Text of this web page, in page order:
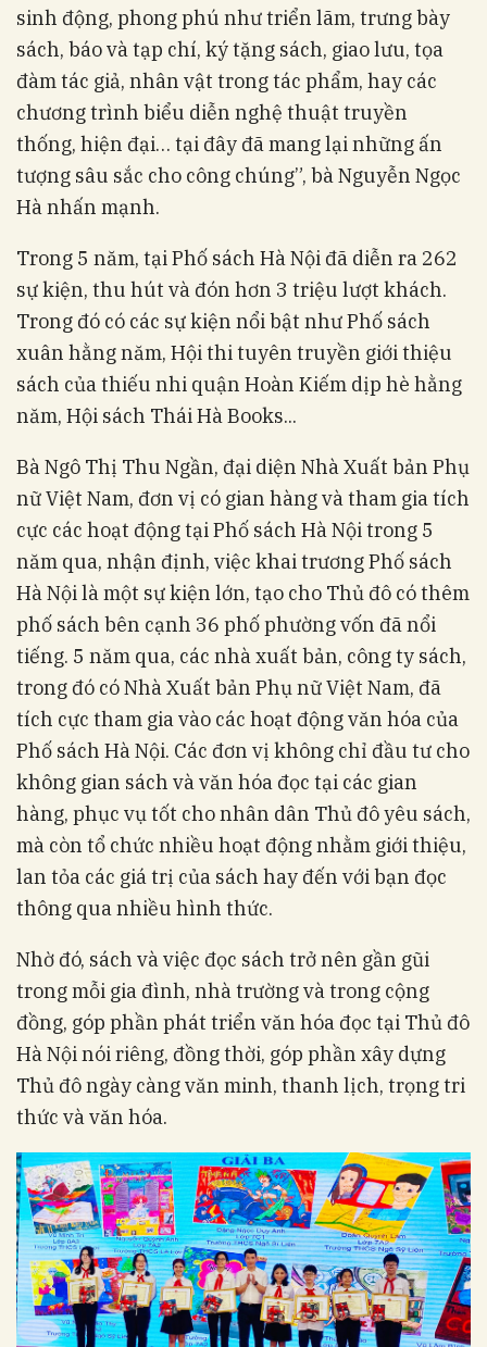
sinh động, phong phú như triển lãm, trưng bày
sách, báo và tạp chí, ký tặng sách, giao lưu, tọa
đàm tác giả, nhân vật trong tác phẩm, hay các
chương trình biểu diễn nghệ thuật truyền
thống, hiện đại… tại đây đã mang lại những ấn
tượng sâu sắc cho công chúng”, bà Nguyễn Ngọc
Hà nhấn mạnh.
Trong 5 năm, tại Phố sách Hà Nội đã diễn ra 262
sự kiện, thu hút và đón hơn 3 triệu lượt khách.
Trong đó có các sự kiện nổi bật như Phố sách
xuân hằng năm, Hội thi tuyên truyền giới thiệu
sách của thiếu nhi quận Hoàn Kiếm dịp hè hằng
năm, Hội sách Thái Hà Books...
Bà Ngô Thị Thu Ngần, đại diện Nhà Xuất bản Phụ
nữ Việt Nam, đơn vị có gian hàng và tham gia tích
cực các hoạt động tại Phố sách Hà Nội trong 5
năm qua, nhận định, việc khai trương Phố sách
Hà Nội là một sự kiện lớn, tạo cho Thủ đô có thêm
phố sách bên cạnh 36 phố phường vốn đã nổi
tiếng. 5 năm qua, các nhà xuất bản, công ty sách,
trong đó có Nhà Xuất bản Phụ nữ Việt Nam, đã
tích cực tham gia vào các hoạt động văn hóa của
Phố sách Hà Nội. Các đơn vị không chỉ đầu tư cho
không gian sách và văn hóa đọc tại các gian
hàng, phục vụ tốt cho nhân dân Thủ đô yêu sách,
mà còn tổ chức nhiều hoạt động nhằm giới thiệu,
lan tỏa các giá trị của sách hay đến với bạn đọc
thông qua nhiều hình thức.
Nhờ đó, sách và việc đọc sách trở nên gần gũi
trong mỗi gia đình, nhà trường và trong cộng
đồng, góp phần phát triển văn hóa đọc tại Thủ đô
Hà Nội nói riêng, đồng thời, góp phần xây dựng
Thủ đô ngày càng văn minh, thanh lịch, trọng tri
thức và văn hóa.